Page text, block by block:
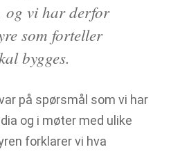
og vi har derfor
som forteller
bygges.
på spørsmål som vi har
og i møter med ulike
forklarer vi hva